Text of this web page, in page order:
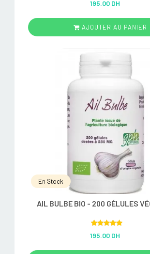
out of 5
195.00 DH
AJOUTER AU PANIER
En Stock
AIL BULBE BIO - 200 GÉLULES
out of 5
195.00 DH